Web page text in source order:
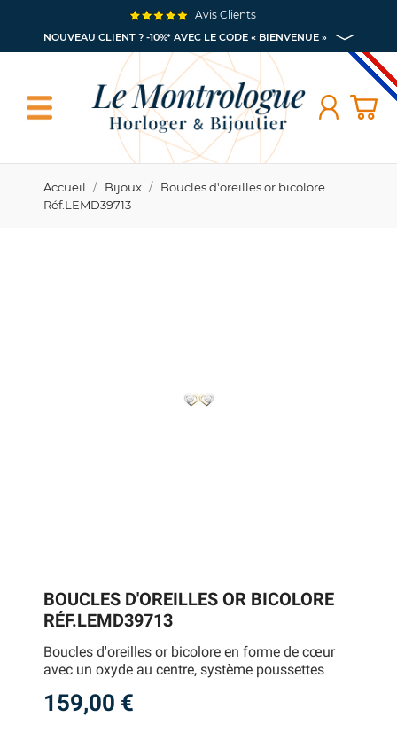
NOUVEAU CLIENT ? -10%* AVEC LE CODE « BIENVENUE »
Avis Clients
Accueil Bijoux
Boucles d'oreilles or bicolore
Réf.LEMD39713
BOUCLES D'OREILLES OR BICOLORE
RÉF.LEMD39713
Boucles d'oreilles or bicolore en forme de cœur
avec un oxyde au centre, système poussettes
159,00 €